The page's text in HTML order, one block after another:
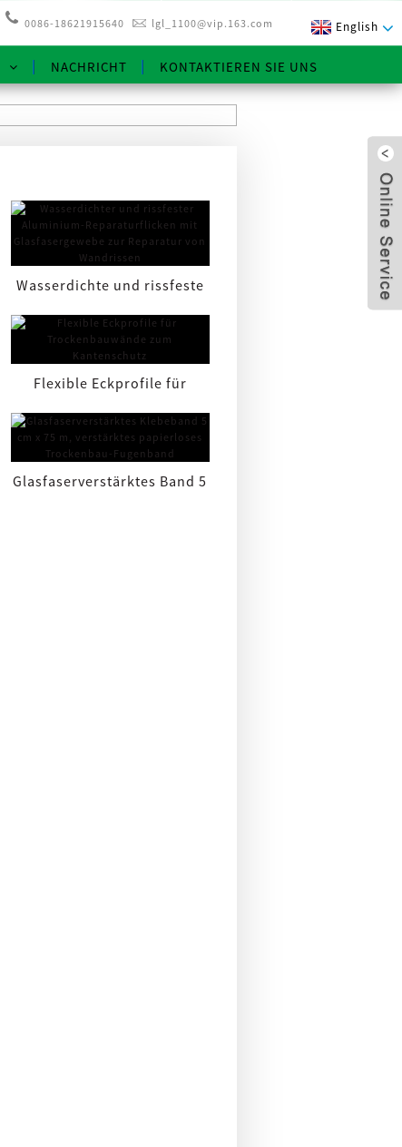
0086-18621915640 lgl_1100@vip.163.com English
NACHRICHT KONTAKTIEREN SIE UNS
Wasserdichte und rissfeste
Aluminium-
Reparaturpappe...
Flexible Eckprofile für
Trockenbauwände zum
Kantenschutz
Glasfaserverstärktes Band 5